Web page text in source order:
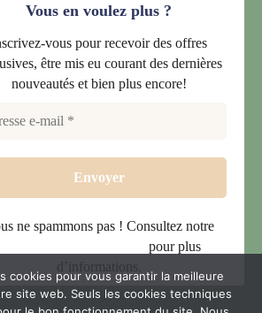
Vous en voulez plus ?
vous pour recevoir des offres
être mis eu courant des dernières
nouveautés et bien plus encore!
ne spammons pas ! Consultez notre
pour plus
d’informations.
cookies pour vous garantir la meilleure
site web. Seuls les cookies techniques